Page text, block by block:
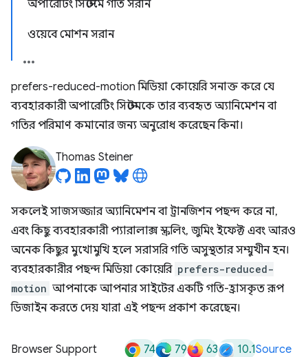
অপারেটিং সিস্টেমে গতি সরান
ওয়েবে মোশন সরান
prefers-reduced-motion মিডিয়া কোয়েরি সনাক্ত করে যে
ব্যবহারকারী অপারেটিং সিস্টেমকে তার ব্যবহৃত অ্যানিমেশন বা
গতির পরিমাণ কমানোর জন্য অনুরোধ করেছেন কিনা।
Thomas Steiner
সকলেই সাজসজ্জার অ্যানিমেশন বা ট্রানজিশন পছন্দ করে না,
এবং কিছু ব্যবহারকারী প্যারালাক্স স্ক্রলিং, জুমিং ইফেক্ট এবং আরও
অনেক কিছুর মুখোমুখি হলে সরাসরি গতি অসুস্থতার সম্মুখীন হন।
ব্যবহারকারীর পছন্দ মিডিয়া কোয়েরি prefers-reduced-
motion আপনাকে আপনার সাইটের একটি গতি-হ্রাসকৃত রূপ
ডিজাইন করতে দেয় যারা এই পছন্দ প্রকাশ করেছেন।
Browser Support 74 79 63 10.1Source